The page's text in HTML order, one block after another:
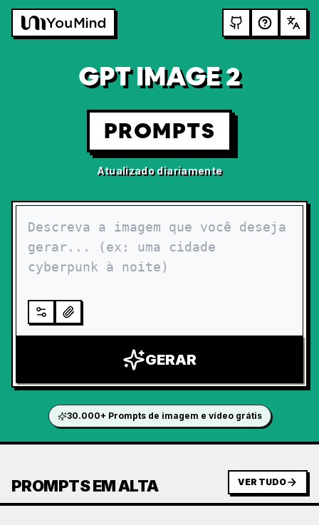
GPT IMAGE 2
PROMPTS
Atualizado diariamente
GERAR
30.000+ Prompts de imagem e vídeo grátis
PROMPTS EM ALTA VER TUDO